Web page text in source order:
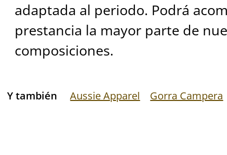
adaptada al periodo. Podrá
prestancia la mayor parte de
composiciones.
Y también Aussie Apparel Gorra Campera